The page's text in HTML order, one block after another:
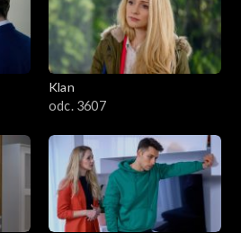
Klan
odc. 3607